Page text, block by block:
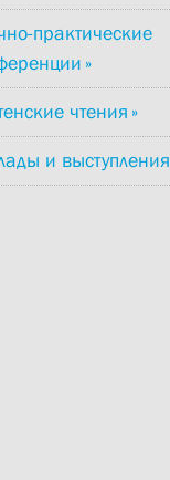
практические
чтения
и выступления